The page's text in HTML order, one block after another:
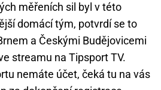
měřeních sil byl v této
domácí tým, potvrdí se to
a Českými Budějovicemi
streamu na Tipsport TV.
nemáte účet, čeká tu na vás